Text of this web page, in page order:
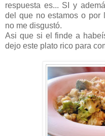
respuesta es... SI y
del que no estamos o por
no me disgustó.
Asi que si el finde a
dejo este plato rico para